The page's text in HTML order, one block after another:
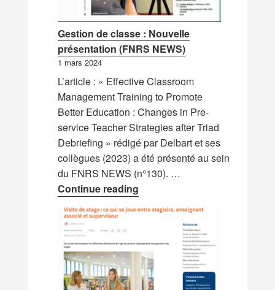
Gestion de classe : Nouvelle
présentation (FNRS NEWS)
1 mars 2024
L’article : « Effective Classroom
Management Training to Promote
Better Education : Changes in Pre-
service Teacher Strategies after Triad
Debriefing » rédigé par Delbart et ses
collègues (2023) a été présenté au sein
du FNRS NEWS (n°130). …
Continue readingGestion de classe : Nouvelle